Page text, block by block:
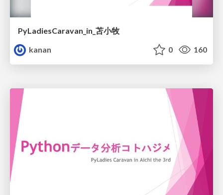
PyLadiesCaravan_in_苫小牧
kanan
0 160